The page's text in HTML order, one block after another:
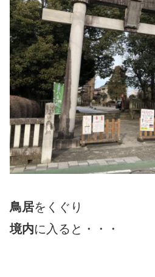
鳥居をくぐり
境内に入ると・・・